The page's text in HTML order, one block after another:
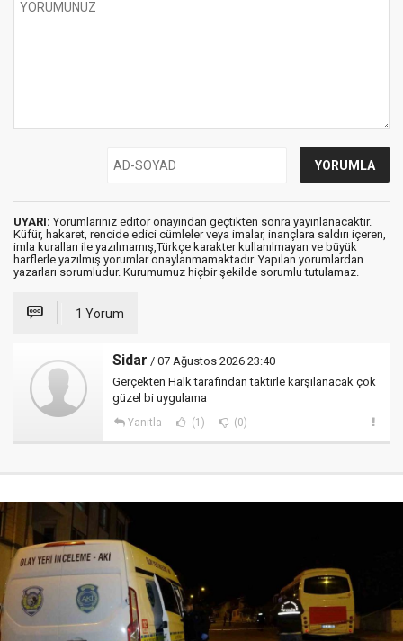
UYARI: Yorumlarınız editör onayından geçtikten sonra yayınlanacaktır.
Küfür, hakaret, rencide edici cümleler veya imalar, inançlara saldırı içeren,
imla kuralları ile yazılmamış,Türkçe karakter kullanılmayan ve büyük
harflerle yazılmış yorumlar onaylanmamaktadır. Yapılan yorumlardan
yazarları sorumludur. Kurumumuz hiçbir şekilde sorumlu tutulamaz.
1 Yorum
Sidar / 07 Ağustos 2026 23:40
Gerçekten Halk tarafından taktirle karşılanacak çok
güzel bi uygulama
Yanıtla (1) (0)